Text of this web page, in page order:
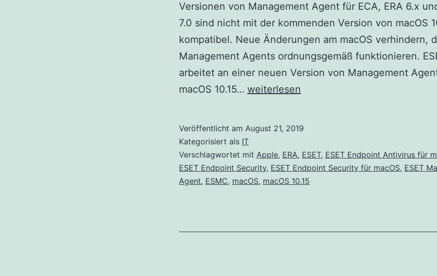
Versionen von Management Agent für ECA, ERA 6.x
7.0 sind nicht mit der kommenden Version von macOS
kompatibel. Neue Änderungen am macOS verhindern,
Management Agents ordnungsgemäß funktionieren.
arbeitet an einer neuen Version von Management
macOS 10.15… Aktuelle
ESET
Endpoint
für
Mac
weiterlesen
Veröffentlicht am August 21, 2019
Kategorisiert als IT
Verschlagwortet mit Apple, ERA, ESET, ESET Endpoint Antivirus für
ESET Endpoint Security, ESET Endpoint Security für macOS, ESET
Agent, ESMC, macOS, macOS 10.15